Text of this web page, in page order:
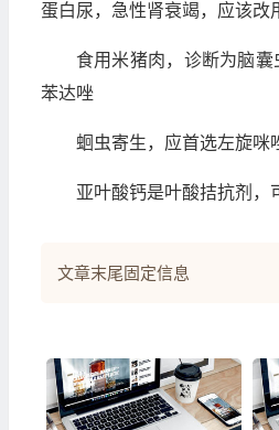
蛋白尿，急性肾衰竭，应该改
食用米猪肉，诊断为脑
苯达唑
蛔虫寄生，应首选左旋咪
亚叶酸钙是叶酸拮抗剂，
文章末尾固定信息